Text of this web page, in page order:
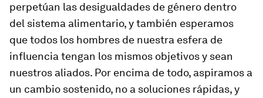
perpetúan las desigualdades de género dentro
del sistema alimentario, y también esperamos
que todos los hombres de nuestra esfera de
influencia tengan los mismos objetivos y sean
nuestros aliados. Por encima de todo, aspiramos a
un cambio sostenido, no a soluciones rápidas, y